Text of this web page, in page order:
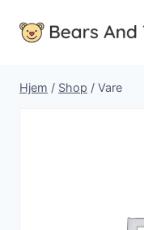
Hjem / Shop / Vare